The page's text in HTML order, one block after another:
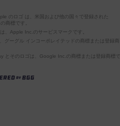
のロゴ は、米国および他の国々で登録された
商標です。
、Apple Inc.のサービスマークです。
グーグル インコーポレイテッドの商標または登録商
とそのロゴは、Google Inc.の商標または登録商標で